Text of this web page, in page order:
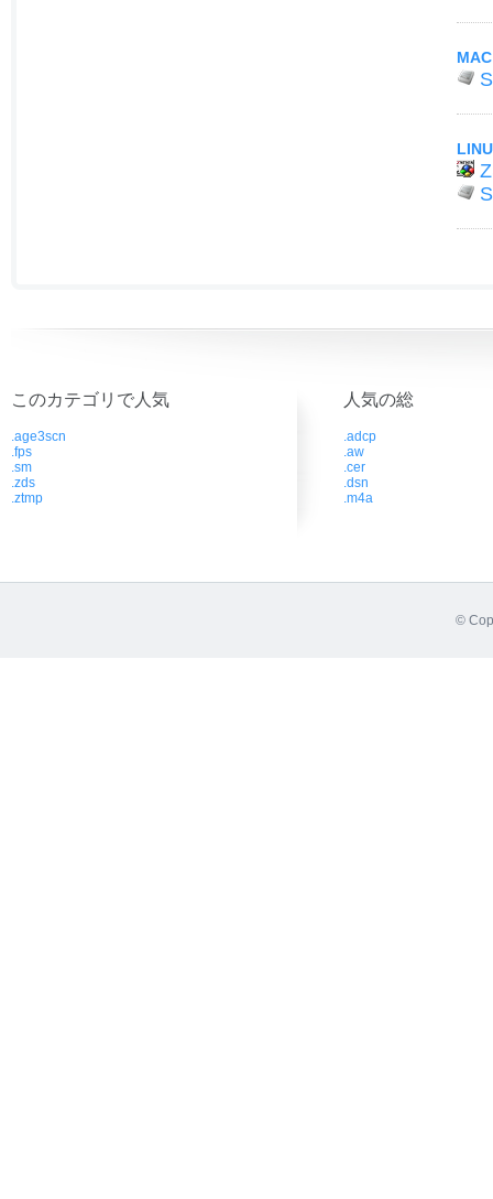
このカテゴリで人気
.age3scn
.fps
.sm
.zds
.ztmp
人気の総
.adcp
.aw
.cer
.dsn
.m4a
©